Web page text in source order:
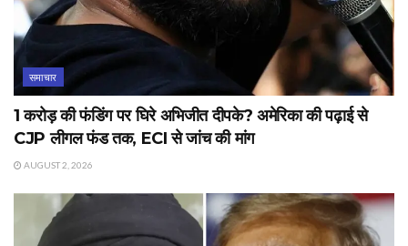
समाचार
1 करोड़ की फंडिंग पर घिरे अभिजीत दीपके? अमेरिका की पढ़ाई से
CJP लीगल फंड तक, ECI से जांच की मांग
AUGUST 2, 2026